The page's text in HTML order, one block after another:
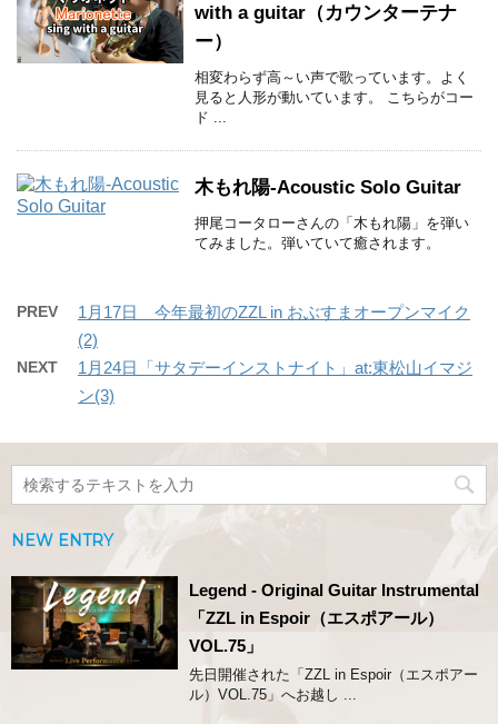
with a guitar（カウンターテナ
ー）
相変わらず高～い声で歌っています。よく
見ると人形が動いています。 こちらがコー
ド ...
木もれ陽-Acoustic Solo Guitar
押尾コータローさんの「木もれ陽」を弾い
てみました。弾いていて癒されます。
PREV
1月17日 今年最初のZZL in おぶすまオープンマイク
(2)
NEXT
1月24日「サタデーインストナイト」at:東松山イマジ
ン(3)
NEW ENTRY
Legend - Original Guitar Instrumental
「ZZL in Espoir（エスポアール）
VOL.75」
先日開催された「ZZL in Espoir（エスポアー
ル）VOL.75」へお越し ...